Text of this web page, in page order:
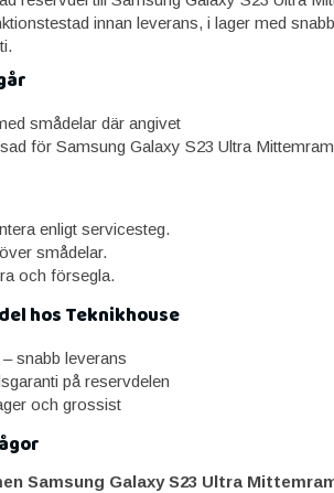
innan leverans, i lager med
smådelar där angivet
för Samsung Galaxy S23 Ultra
enligt servicesteg.
smådelar.
och försegla.
hos Teknikhouse
snabb leverans
på reservdelen
och grossist
Samsung Galaxy S23 Ultra